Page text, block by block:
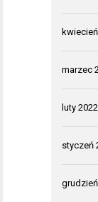
marzec
luty 2022
styczeń